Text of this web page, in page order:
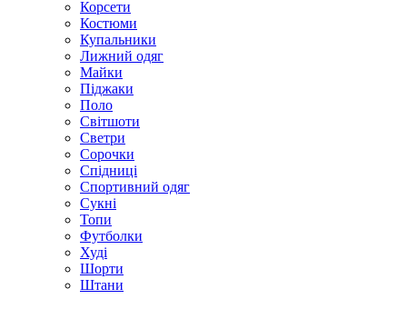
Корсети
Костюми
Купальники
Лижний одяг
Майки
Піджаки
Поло
Світшоти
Светри
Сорочки
Спідниці
Спортивний одяг
Сукні
Топи
Футболки
Худі
Шорти
Штани